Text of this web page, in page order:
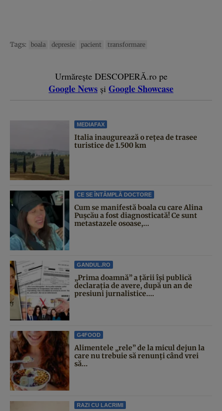
Tags: boala depresie pacient transformare
Urmărește DESCOPERĂ.ro pe
Google News și Google Showcase
MEDIAFAX
Italia inaugurează o rețea de trasee
turistice de 1.500 km
CE SE ÎNTÂMPLĂ DOCTORE
Cum se manifestă boala cu care Alina
Pușcău a fost diagnosticată! Ce sunt
metastazele osoase,...
GANDUL.RO
„Prima doamnă” a țării își publică
declarația de avere, după un an de
presiuni jurnalistice....
G4FOOD
Alimentele „rele” de la micul dejun la
care nu trebuie să renunți când vrei
să...
RAZI CU LACRIMI